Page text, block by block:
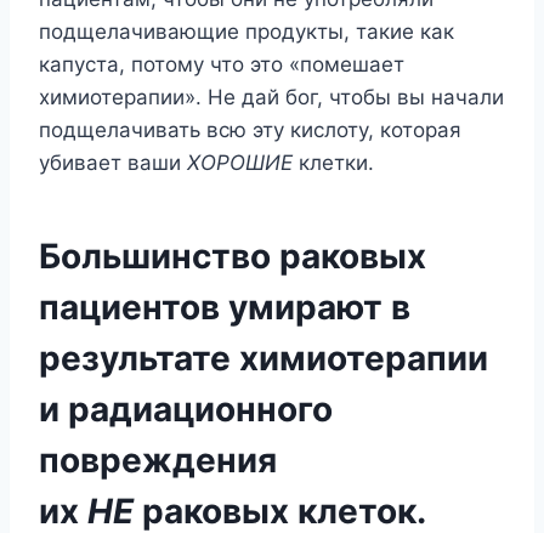
подщелачивающие продукты, такие как
капуста, потому что это «помешает
химиотерапии». Не дай бог, чтобы вы начали
подщелачивать всю эту кислоту, которая
убивает ваши ХОРОШИЕ клетки.
Большинство раковых
пациентов умирают в
результате химиотерапии
и радиационного
повреждения
их НЕраковых клеток.